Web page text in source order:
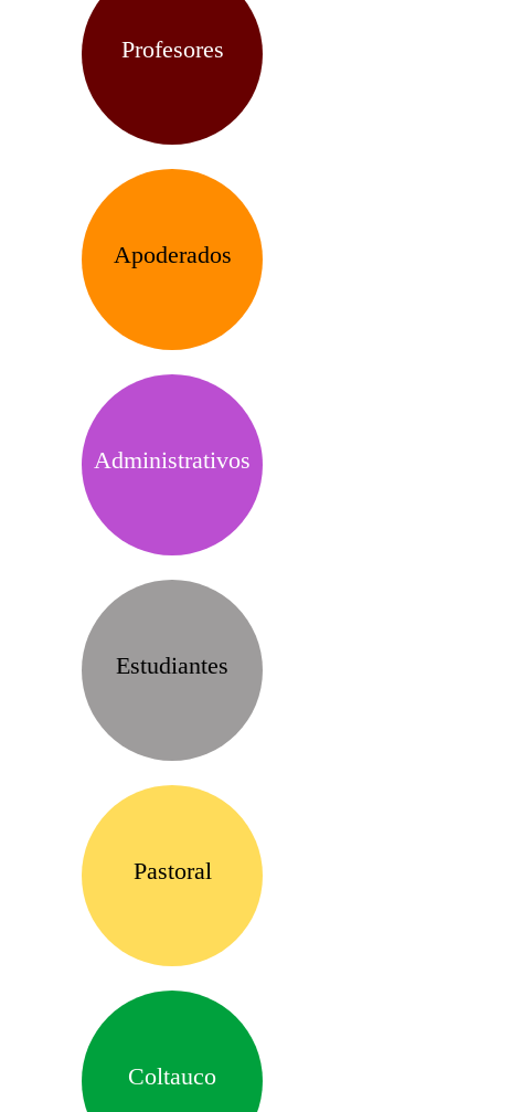
Profesores
Apoderados
Administrativos
Estudiantes
Pastoral
Coltauco